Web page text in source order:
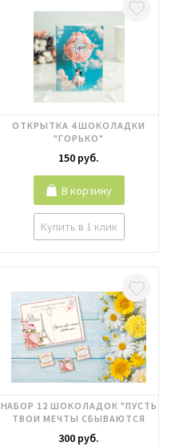
ОТКРЫТКА 4 ШОКОЛАДКИ
"ГОРЬКО"
150 руб.
Купить в 1 клик
В корзину
НАБОР 12 ШОКОЛАДОК "ПУСТЬ
ТВОИ МЕЧТЫ СБЫВАЮТСЯ
(ПИСЬМО)"
300 руб.